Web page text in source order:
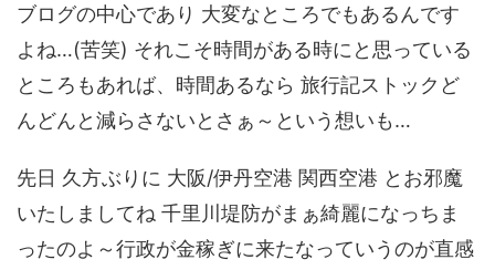
ブログの中心であり 大変なところでもあるんです
よね…(苦笑) それこそ時間がある時にと思っている
ところもあれば、時間あるなら 旅行記ストックど
んどんと減らさないとさぁ～という想いも…
先日 久方ぶりに 大阪/伊丹空港 関西空港 とお邪魔
いたしましてね 千里川堤防がまぁ綺麗になっちま
ったのよ～行政が金稼ぎに来たなっていうのが直感